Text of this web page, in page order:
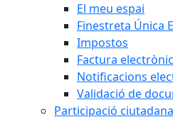
El meu espai
Finestreta Única
Impostos
Factura
Notificacions
Validació de
Participació ciutadana